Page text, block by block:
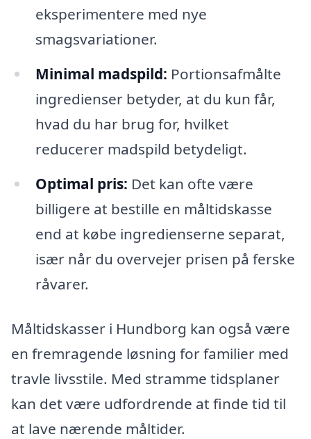
eksperimentere med nye
smagsvariationer.
Minimal madspild: Portionsafmålte
ingredienser betyder, at du kun får,
hvad du har brug for, hvilket
reducerer madspild betydeligt.
Optimal pris: Det kan ofte være
billigere at bestille en måltidskasse
end at købe ingredienserne separat,
især når du overvejer prisen på ferske
råvarer.
Måltidskasser i Hundborg kan også være
en fremragende løsning for familier med
travle livsstile. Med stramme tidsplaner
kan det være udfordrende at finde tid til
at lave nærende måltider.